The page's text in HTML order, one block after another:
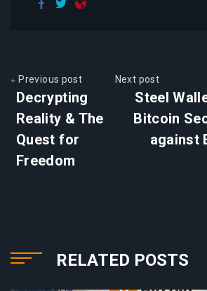
Previous post
Decrypting
Reality & The
Quest for
Freedom
Next post
Steel
Bitcoin
against
RELATED POSTS